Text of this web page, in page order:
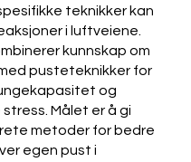
teknikker kan
i luftveiene.
kunnskap om
pusteteknikker for
og
Målet er å gi
metoder for bedre
egen pust i